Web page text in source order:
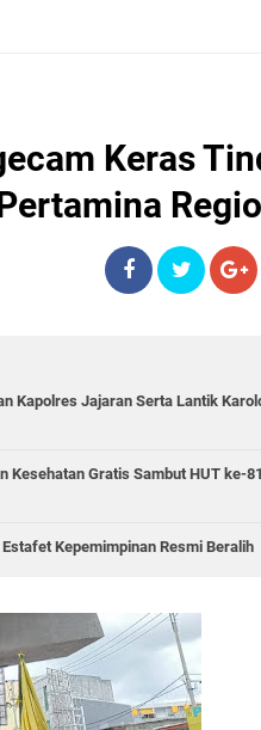
Keras
Kapolres Jajaran Serta Lantik
Kesehatan Gratis Sambut HUT ke-
Kepemimpinan Resmi Beralih